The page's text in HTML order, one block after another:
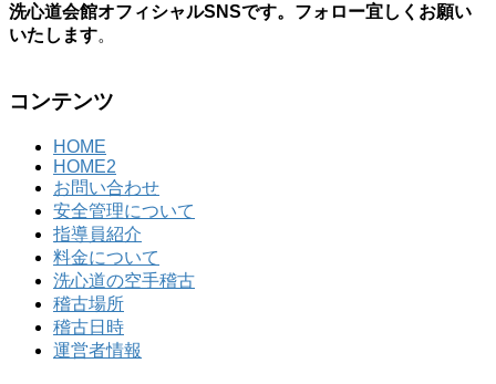
洗心道会館オフィシャルSNSです。フォロー宜しくお願い
いたします。
コンテンツ
HOME
HOME2
お問い合わせ
安全管理について
指導員紹介
料金について
洗心道の空手稽古
稽古場所
稽古日時
運営者情報